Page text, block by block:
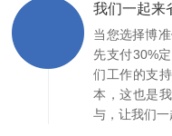
我们一起来
当您选择博
先支付30%
们工作的支
本，这也是
与，让我们一